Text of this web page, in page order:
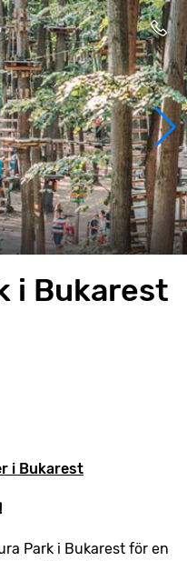
i Bukarest
i Bukarest
Park i Bukarest för en